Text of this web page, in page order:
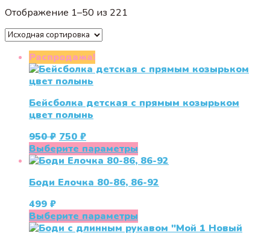
Отображение 1–50 из 221
Распродажа!
Бейсболка детская с прямым козырьком
цвет полынь
950₽ Первоначальная
цена
составляла
750 ₽Текущая
цена:
750 ₽.
Выберите параметры
товар
несколько
Опции
можно
Боди Елочка 80-86, 86-92
499 ₽
Выберите параметры
товар